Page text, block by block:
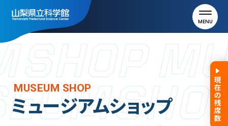
MENU
利用案内
MUSEUM SHOP
ミュージアムショップ